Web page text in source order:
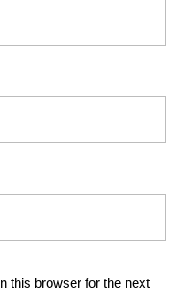
this browser for the next